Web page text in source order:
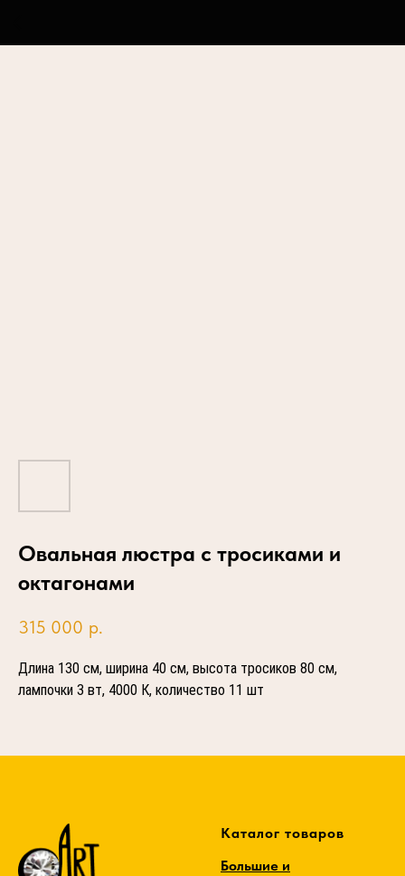
Овальная люстра с тросиками и
октагонами
315 000 р.
Длина 130 см, ширина 40 см, высота тросиков 80 см,
лампочки 3 вт, 4000 К, количество 11 шт
Каталог товаров
Большие и